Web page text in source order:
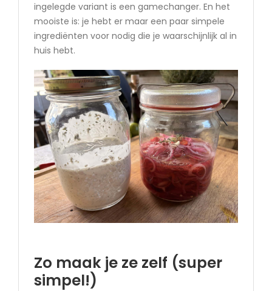
ingelegde variant is een gamechanger. En het
mooiste is: je hebt er maar een paar simpele
ingrediënten voor nodig die je waarschijnlijk al in
huis hebt.
Zo maak je ze zelf (super
simpel!)